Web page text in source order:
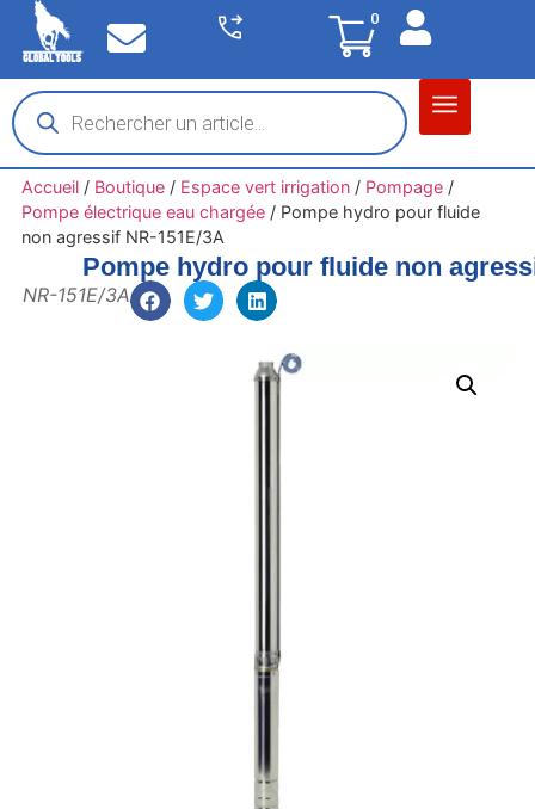
0
Accueil/ Boutique/ Espace vert irrigation/ Pompage/
Pompe électrique eau chargée/ Pompe hydro pour fluide
non agressif NR-151E/3A
Pompe hydro pour fluide non
NR-151E/3A